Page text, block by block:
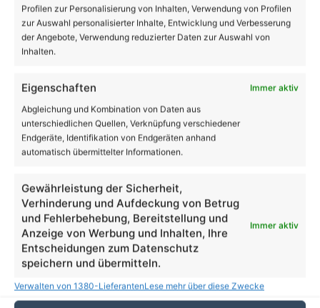
Profilen zur Personalisierung von Inhalten, Verwendung von Profilen
zur Auswahl personalisierter Inhalte, Entwicklung und Verbesserung
der Angebote, Verwendung reduzierter Daten zur Auswahl von
Inhalten.
Eigenschaften
Immer aktiv
Abgleichung und Kombination von Daten aus
unterschiedlichen Quellen, Verknüpfung verschiedener
Endgeräte, Identifikation von Endgeräten anhand
automatisch übermittelter Informationen.
Gewährleistung der Sicherheit,
Verhinderung und Aufdeckung von Betrug
und Fehlerbehebung, Bereitstellung und
Anzeige von Werbung und Inhalten, Ihre
Entscheidungen zum Datenschutz
speichern und übermitteln.
Immer aktiv
Verwalten von 1380-LieferantenLese mehr über diese Zwecke
Danke dafür!62.048
1.708
Follower
13.915
Follower
35 Jahre Herzblut für Kunst und Kultur: Anja
Schreier und ihre FRAKIMA Bernau
5. August 2026
Süßes Comeback über den Dächern von
3. August 2026